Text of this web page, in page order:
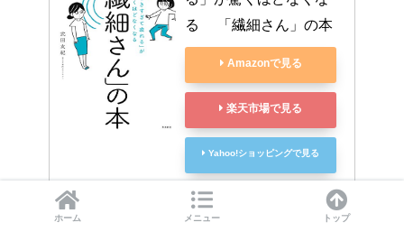
る 　「繊細さん」の本
Amazonで見る
楽天市場で見る
Yahoo!ショッピングで見る
ホーム メニュー トップ